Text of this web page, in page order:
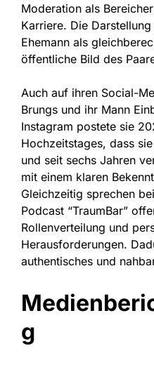
Moderation als
Karriere. Die
Ehemann als
öffentliche Bild des
Auch auf ihren Social-
Brungs und ihr Mann
Instagram postete sie
Hochzeitstages, dass
und seit sechs Jahren
mit einem klaren
Gleichzeitig sprechen
Podcast “TraumBar”
Rollenverteilung und
Herausforderungen.
authentisches und
g